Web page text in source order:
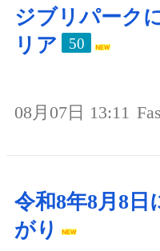
ジブリパーク
リア
50
08月07日 13:11
令和8年8月8日
がり